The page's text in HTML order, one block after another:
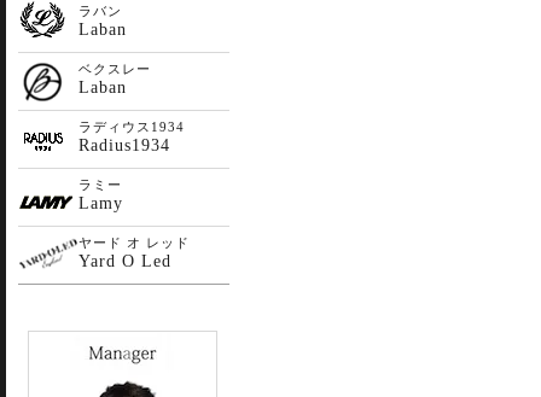
ラバン
Laban
ベクスレー
Laban
ラディウス1934
Radius1934
ラミー
Lamy
ヤード オ レッド
Yard O Led